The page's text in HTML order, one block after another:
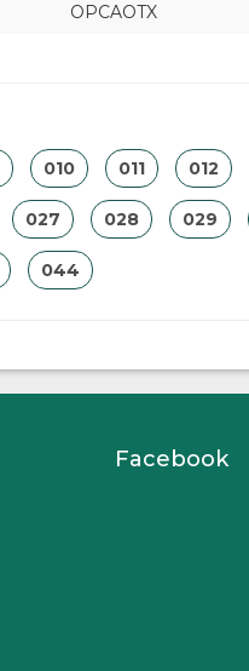
OPCAOTX
010 011 012
027 028 029
044
Facebook